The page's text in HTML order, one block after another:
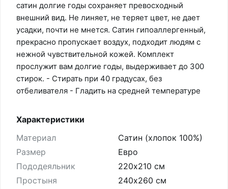
сатин долгие годы сохраняет превосходный
внешний вид. Не линяет, не теряет цвет, не дает
усадки, почти не мнется. Сатин гипоаллергенный,
прекрасно пропускает воздух, подходит людям с
нежной чувствительной кожей. Комплект
прослужит вам долгие годы, выдерживает до 300
стирок. - Стирать при 40 градусах, без
отбеливателя - Гладить на средней температуре
Характеристики
Материал
Сатин (хлопок 100%)
Размер
Евро
Пододеяльник
220х210 см
Простыня
240х260 см